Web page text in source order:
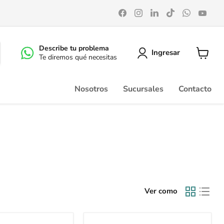
Encuéntrenos
en
Facebook
Encuéntrenos
en
Instagram
Encuéntrenos
en
LinkedIn
Encuéntrenos
en
TikTok
en
Describe tu problema
Te diremos qué necesitas
Ingresar
Nosotros
Sucursales Contacto
Ver como